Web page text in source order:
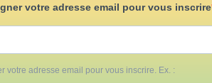
votre adresse email pour vous inscrire
votre adresse email pour vous inscrire. Ex. :